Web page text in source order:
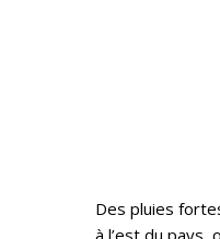
Des pluies
à l’est du pays,